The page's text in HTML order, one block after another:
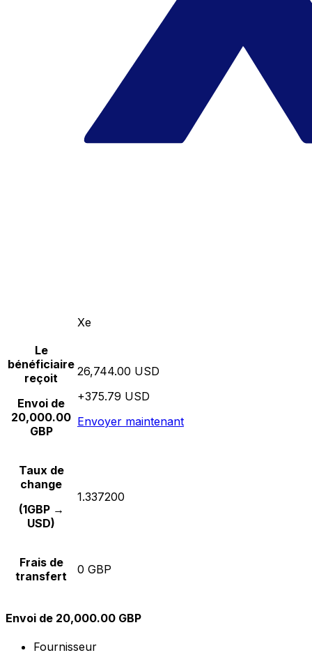
Xe
Le
bénéficiaire
reçoit
Envoi de
20,000.00
GBP
26,744.00 USD
+375.79 USD
Envoyer maintenant
Taux de
change
(1GBP →
USD)
1.337200
Frais de
transfert
0 GBP
Envoi de 20,000.00 GBP
Fournisseur